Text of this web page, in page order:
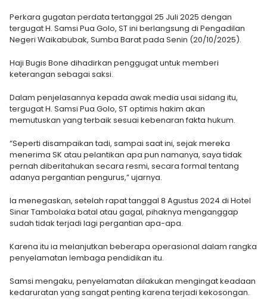
Perkara gugatan perdata tertanggal 25 Juli 2025 dengan
tergugat H. Samsi Pua Golo, ST ini berlangsung di Pengadilan
Negeri Waikabubak, Sumba Barat pada Senin (20/10/2025).
Haji Bugis Bone dihadirkan penggugat untuk memberi
keterangan sebagai saksi.
Dalam penjelasannya kepada awak media usai sidang itu,
tergugat H. Samsi Pua Golo, ST optimis hakim akan
memutuskan yang terbaik sesuai kebenaran fakta hukum.
“Seperti disampaikan tadi, sampai saat ini, sejak mereka
menerima SK atau pelantikan apa pun namanya, saya tidak
pernah diberitahukan secara resmi, secara formal tentang
adanya pergantian pengurus,” ujarnya.
Ia menegaskan, setelah rapat tanggal 8 Agustus 2024 di Hotel
Sinar Tambolaka batal atau gagal, pihaknya menganggap
sudah tidak terjadi lagi pergantian apa-apa.
Karena itu ia melanjutkan beberapa operasional dalam rangka
penyelamatan lembaga pendidikan itu.
Samsi mengaku, penyelamatan dilakukan mengingat keadaan
kedaruratan yang sangat penting karena terjadi kekosongan.